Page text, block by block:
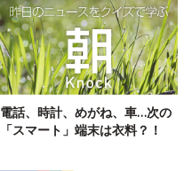
電話、時計、めがね、車…次の
「スマート」端末は衣料？！